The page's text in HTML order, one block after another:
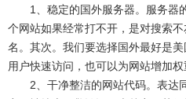
1、稳定的国外服务器。服务器
个网站如果经常打不开，是对搜索
名。其次。我们要选择国外最好是
用户快速访问，也可以为网站增加权
2、干净整洁的网站代码。表达